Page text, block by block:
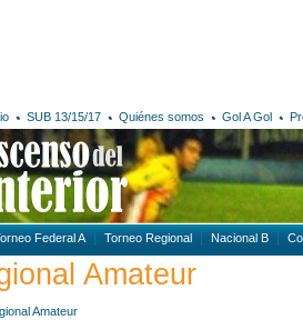
SUB 13/15/17 Quiénes somos Gol A Gol
Federal A Torneo Regional Nacional B
Amateur
Amateur